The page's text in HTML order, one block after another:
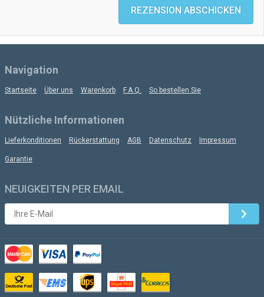
REZENSION ABSCHICKEN
Navigation
Startseite Über uns Warenkorb F.A.Q. So bestellen Sie
Nützliche Informationen
Lieferkonditionen Rückerstattung AGB Datenschutz Impressum
Garantie
NEUIGKEITEN PER EMAIL